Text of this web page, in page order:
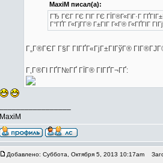
MaxiM писал(а):
ГЂ ГЄГ ГЄ ГІГ ГЄ ГЇГ®Г«ГіГ·Г
Г°ГҐГ Г«ГјГ­Г® Г±ГІГ Г«Г® Г«ГҐГІГ
Г„Г®ГЄГ Г§Г ГІГҐГ«ГјГ±ГІГўГ®
Г‚Г®ГІ ГҐГ№ГҐ ГЇГ® ГІГҐГ¬ГҐ:
MaxiM
Добавлено: Суббота, Октября 5, 2013 10:17am